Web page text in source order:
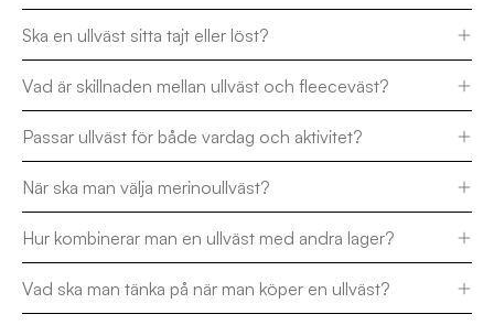
Ska en ullväst sitta tajt eller löst?
Vad är skillnaden mellan ullväst och fleeceväst?
Passar ullväst för både vardag och aktivitet?
När ska man välja merinoullväst?
Hur kombinerar man en ullväst med andra lager?
Vad ska man tänka på när man köper en ullväst?